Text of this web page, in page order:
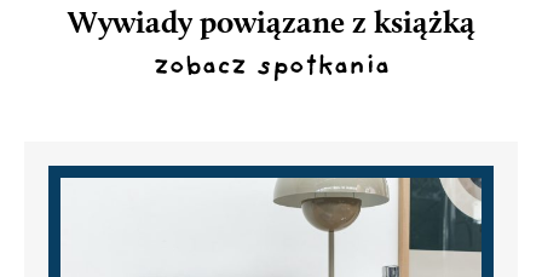
Wywiady powiązane z książką
zobacz spotkania